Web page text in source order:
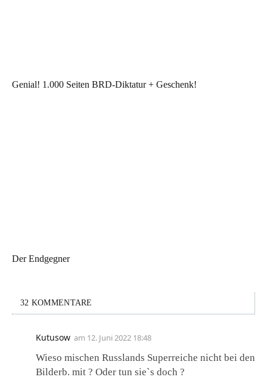
Genial! 1.000 Seiten BRD-Diktatur + Geschenk!
Der Endgegner
32 KOMMENTARE
Kutusow am 12. Juni 2022 18:48
Wieso mischen Russlands Superreiche nicht bei den
Bilderb. mit ? Oder tun sie`s doch ?